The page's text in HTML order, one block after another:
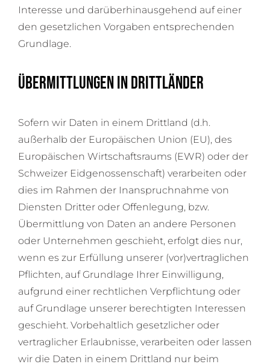
Interesse und darüberhinausgehend auf einer
den gesetzlichen Vorgaben entsprechenden
Grundlage.
Übermittlungen in Drittländer
Sofern wir Daten in einem Drittland (d.h.
außerhalb der Europäischen Union (EU), des
Europäischen Wirtschaftsraums (EWR) oder der
Schweizer Eidgenossenschaft) verarbeiten oder
dies im Rahmen der Inanspruchnahme von
Diensten Dritter oder Offenlegung, bzw.
Übermittlung von Daten an andere Personen
oder Unternehmen geschieht, erfolgt dies nur,
wenn es zur Erfüllung unserer (vor)vertraglichen
Pflichten, auf Grundlage Ihrer Einwilligung,
aufgrund einer rechtlichen Verpflichtung oder
auf Grundlage unserer berechtigten Interessen
geschieht. Vorbehaltlich gesetzlicher oder
vertraglicher Erlaubnisse, verarbeiten oder lassen
wir die Daten in einem Drittland nur beim